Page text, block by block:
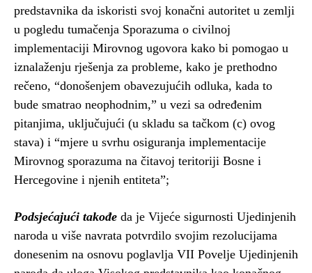
predstavnika da iskoristi svoj konačni autoritet u zemlji
u pogledu tumačenja Sporazuma o civilnoj
implementaciji Mirovnog ugovora kako bi pomogao u
iznalaženju rješenja za probleme, kako je prethodno
rečeno, “donošenjem obavezujućih odluka, kada to
bude smatrao neophodnim,” u vezi sa određenim
pitanjima, uključujući (u skladu sa tačkom (c) ovog
stava) i “mjere u svrhu osiguranja implementacije
Mirovnog sporazuma na čitavoj teritoriji Bosne i
Hercegovine i njenih entiteta”;
Podsjećajući takođe da je Vijeće sigurnosti Ujedinjenih
naroda u više navrata potvrdilo svojim rezolucijama
donesenim na osnovu poglavlja VII Povelje Ujedinjenih